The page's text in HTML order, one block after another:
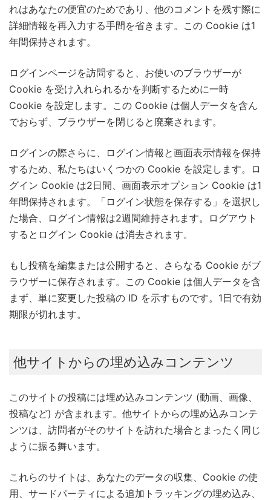
れはあなたの便宜のためであり、他のコメントを残す際に
詳細情報を再入力する手間を省きます。この Cookie は1
年間保持されます。
ログインページを訪問すると、お使いのブラウザーが
Cookie を受け入れられるかを判断するために一時
Cookie を設定します。この Cookie は個人データを含ん
でおらず、ブラウザーを閉じると廃棄されます。
ログインの際さらに、ログイン情報と画面表示情報を保持
するため、私たちはいくつかの Cookie を設定します。ロ
グイン Cookie は2日間、画面表示オプション Cookie は1
年間保持されます。「ログイン状態を保存する」を選択し
た場合、ログイン情報は2週間維持されます。ログアウト
するとログイン Cookie は消去されます。
もし投稿を編集または公開すると、さらなる Cookie がブ
ラウザーに保存されます。この Cookie は個人データを含
まず、単に変更した投稿の ID を示すものです。1日で有効
期限が切れます。
他サイトからの埋め込みコンテンツ
このサイトの投稿には埋め込みコンテンツ (動画、画像、
投稿など) が含まれます。他サイトからの埋め込みコンテ
ンツは、訪問者がそのサイトを訪れた場合とまったく同じ
ように振る舞います。
これらのサイトは、あなたのデータの収集、Cookie の使
用、サードパーティによる追加トラッキングの埋め込み、